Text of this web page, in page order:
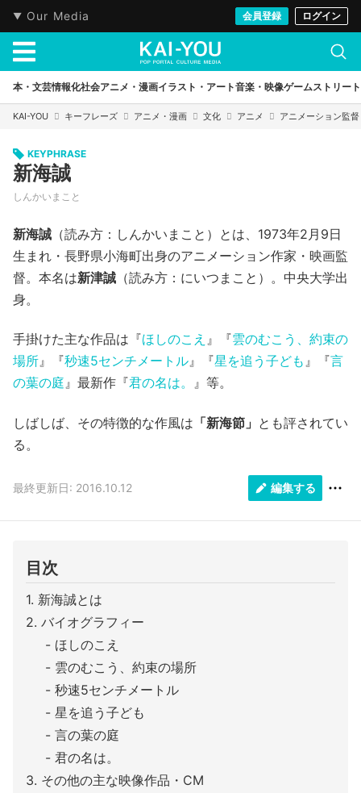
Our Media 会員登録 ログイン
本・文芸情報化社会アニメ・漫画イラスト・アート音楽・映像ゲームストリート
KAI-YOU キーフレーズ アニメ・漫画 文化 アニメ アニメーション監督
KEYPHRASE
新海誠
しんかいまこと
新海誠 （読み方：しんかいまこと）とは、1973年2月9日
生まれ・長野県小海町出身のアニメーション作家・映画監
督。本名は新津誠 （読み方：にいつまこと）。中央大学出
身。
手掛けた主な作品は『ほしのこえ 』『雲のむこう、約束の
場所』『秒速5センチメートル』『星を追う子ども 』『言
の葉の庭』最新作『君の名は。 』等。
しばしば、その特徴的な作風は 「新海節」 とも評されてい
る。
最終更新日: 2016.10.12 編集する
目次
新海誠とは
バイオグラフィー
ほしのこえ
雲のむこう、約束の場所
秒速5センチメートル
星を追う子ども
言の葉の庭
君の名は。
その他の主な映像作品・CM